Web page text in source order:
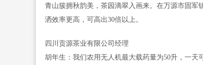
青山簇拥秋韵美，茶园滴翠入画来。在万源市固
洒效率更高，可高出30倍以上。
四川贡源茶业有限公司经理
胡年生：我们农用无人机最大载药量为50升，一